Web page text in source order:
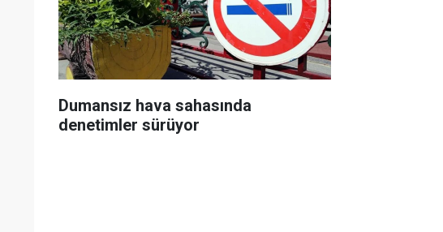
Dumansız hava sahasında
denetimler sürüyor